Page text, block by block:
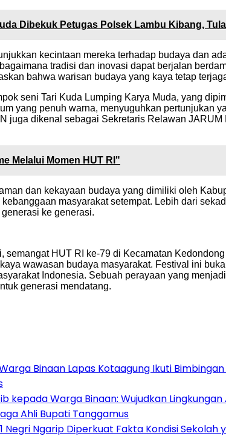
Dibekuk Petugas Polsek Lambu Kibang,
kecintaan mereka terhadap budaya dan
tradisi dan inovasi dapat berjalan
bahwa warisan budaya yang kaya tetap
seni Tari Kuda Lumping Karya Muda, yang
yang penuh warna, menyuguhkan pertunjukan
juga dikenal sebagai Sekretaris Relawan
Melalui Momen HUT RI"
dan kekayaan budaya yang dimiliki oleh
masyarakat setempat. Lebih dari
ke generasi.
HUT RI ke-79 di Kecamatan
wawasan budaya masyarakat. Festival ini
Indonesia. Sebuah perayaan yang
generasi mendatang.
Binaan Lapas Kotaagung Ikuti Bimbingan
Warga Binaan: Wujudkan Lingkungan
Ahli Bupati Tanggamus
Negri Ngarip Diperkuat Fakta Kondisi Sekolah